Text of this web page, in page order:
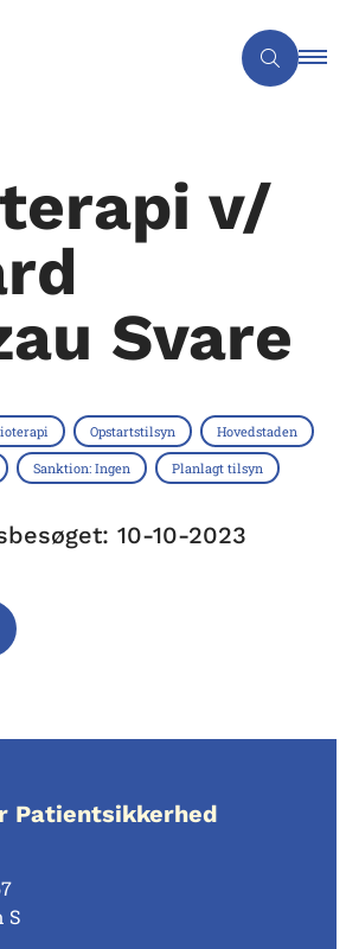
v/
Svare
Opstartstilsyn Hovedstaden
Sanktion: Ingen Planlagt tilsyn
10-10-2023
Patientsikkerhed
S